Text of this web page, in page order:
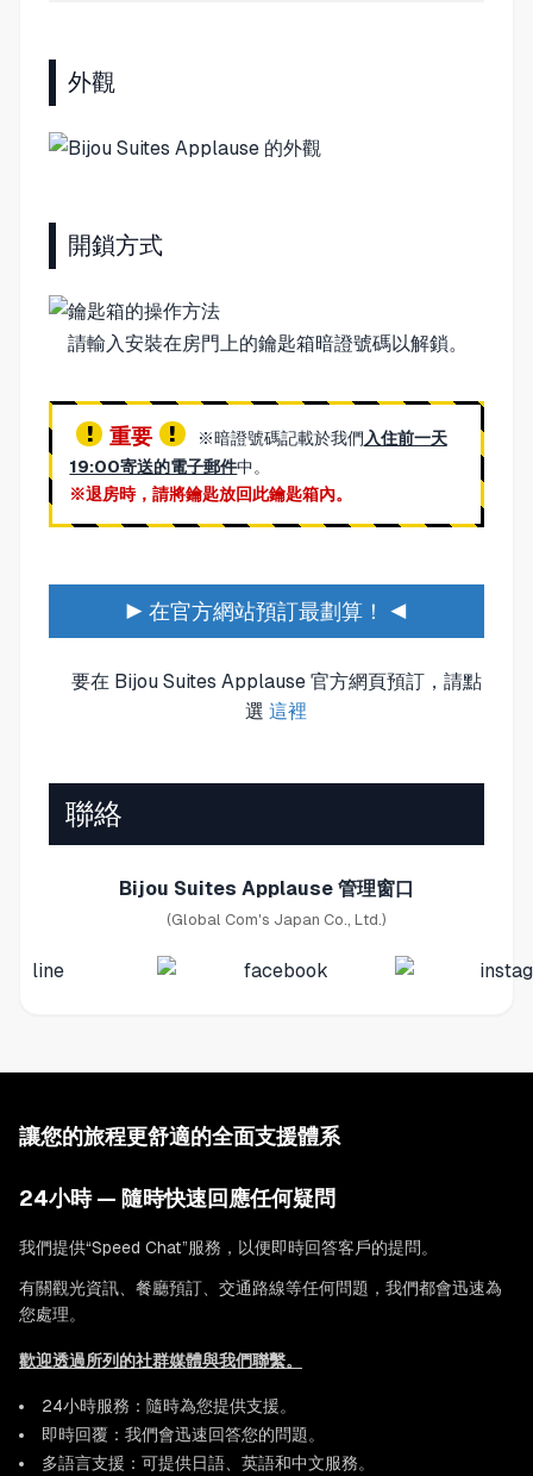
外觀
開鎖方式
請輸入安裝在房門上的鑰匙箱暗證號碼以解鎖。
重要 ※暗證號碼記載於我們入住前一天
19:00寄送的電子郵件中。
※退房時，請將鑰匙放回此鑰匙箱內。
▶ 在官方網站預訂最劃算！ ◀
要在 Bijou Suites Applause 官方網頁預訂，請點
選 這裡
聯絡
Bijou Suites Applause 管理窗口
(Global Com's Japan Co., Ltd.)
讓您的旅程更舒適的全面支援體系
24小時 — 隨時快速回應任何疑問
我們提供“Speed Chat”服務，以便即時回答客戶的提問。
有關觀光資訊、餐廳預訂、交通路線等任何問題，我們都會迅速為
您處理。
歡迎透過所列的社群媒體與我們聯繫。
24小時服務：隨時為您提供支援。
即時回覆：我們會迅速回答您的問題。
多語言支援：可提供日語、英語和中文服務。